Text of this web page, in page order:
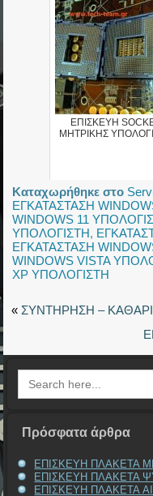
ΕΠΙΣΚΕΥΗ
ΜΗΤΡΙΚΗΣ
Καταχωρήθηκε στο
ΕΓΚΑΤΑΣΤΑΣΗ
WINDOWS 11
ΥΠΟΛΟΓΙΣΤΗ,
ΕΓΚΑΤΑΣΤΑΣΗ
WINDOWS VISTA
XP ΥΠΟΛΟΓΙΣΤΗ
« ΣΥΝΤΗΡΗΣΗ –
Search
for:
Πρόσφατα άρθρα
ΕΠΙΣΚΕΥΗ ΠΛΑΚΕΤΑ
ΕΠΙΣΚΕΥΗ ΠΛΑΚΕΤΑ
ΕΠΙΣΚΕΥΗ ΠΛΑΚΕΤΑ